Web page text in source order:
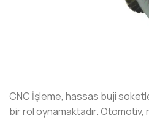
CNC İşleme, hassas buji
bir rol oynamaktadır. Otomotiv,